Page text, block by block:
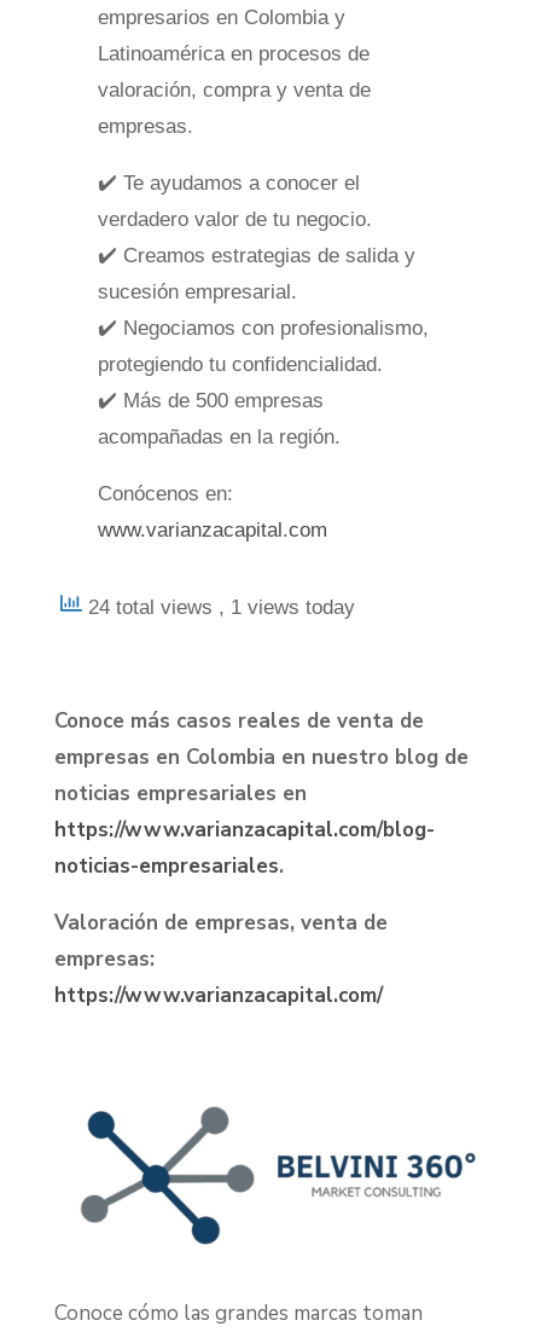
empresarios en Colombia y
Latinoamérica en procesos de
valoración, compra y venta de
empresas.
✔️ Te ayudamos a conocer el
verdadero valor de tu negocio.
✔️ Creamos estrategias de salida y
sucesión empresarial.
✔️ Negociamos con profesionalismo,
protegiendo tu confidencialidad.
✔️ Más de 500 empresas
acompañadas en la región.
Conócenos en:
www.varianzacapital.com
24 total views , 1 views today
Conoce más casos reales de venta de
empresas en Colombia en nuestro blog de
noticias empresariales en
https://www.varianzacapital.com/blog-
noticias-empresariales.
Valoración de empresas, venta de
empresas:
https://www.varianzacapital.com/
Conoce cómo las grandes marcas toman